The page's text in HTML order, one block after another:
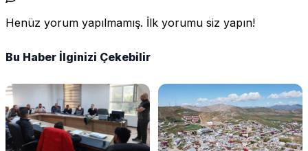
Henüz yorum yapılmamış. İlk yorumu siz yapın!
Bu Haber İlginizi Çekebilir